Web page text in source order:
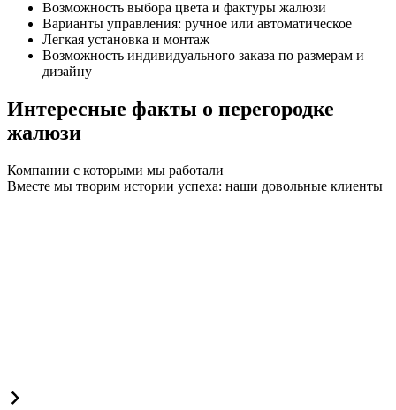
Возможность выбора цвета и фактуры жалюзи
Варианты управления: ручное или автоматическое
Легкая установка и монтаж
Возможность индивидуального заказа по размерам и
дизайну
Интересные факты о перегородке
жалюзи
Компании с которыми мы работали
Вместе мы творим истории успеха: наши довольные клиенты